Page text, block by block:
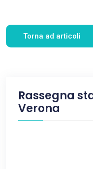
Torna ad articoli
Rassegna
Verona